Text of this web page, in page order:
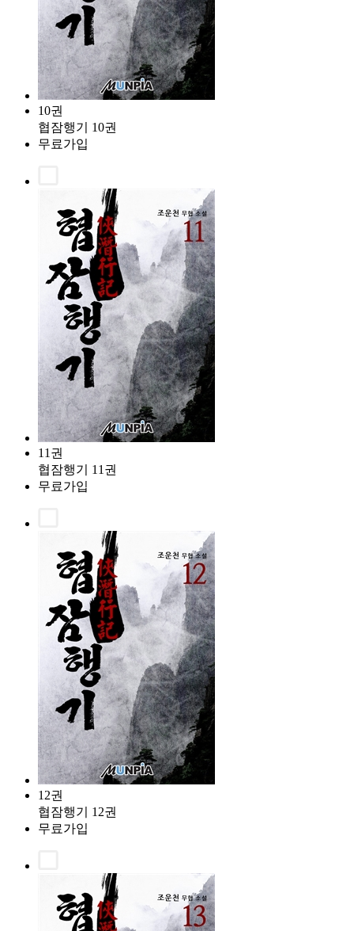
10권
협잠행기 10권
무료가입
11권
협잠행기 11권
무료가입
12권
협잠행기 12권
무료가입